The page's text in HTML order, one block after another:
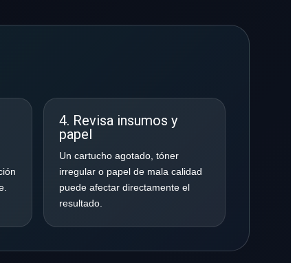
4. Revisa insumos y
papel
Un cartucho agotado, tóner
irregular o papel de mala calidad
puede afectar directamente el
resultado.